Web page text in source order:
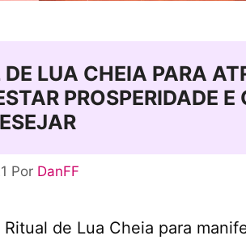
LUA CHEIA PARA
PROSPERIDADE E
Por DanFF
de Lua Cheia para